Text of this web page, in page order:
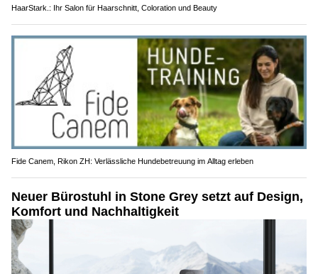
HaarStark.: Ihr Salon für Haarschnitt, Coloration und Beauty
Fide Canem, Rikon ZH: Verlässliche Hundebetreuung im Alltag erleben
Neuer Bürostuhl in Stone Grey setzt auf Design,
Komfort und Nachhaltigkeit